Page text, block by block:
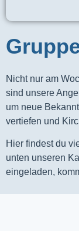
Nicht nur am
sind unsere
um neue
vertiefen und
Hier findest du
unten unseren
eingeladen,